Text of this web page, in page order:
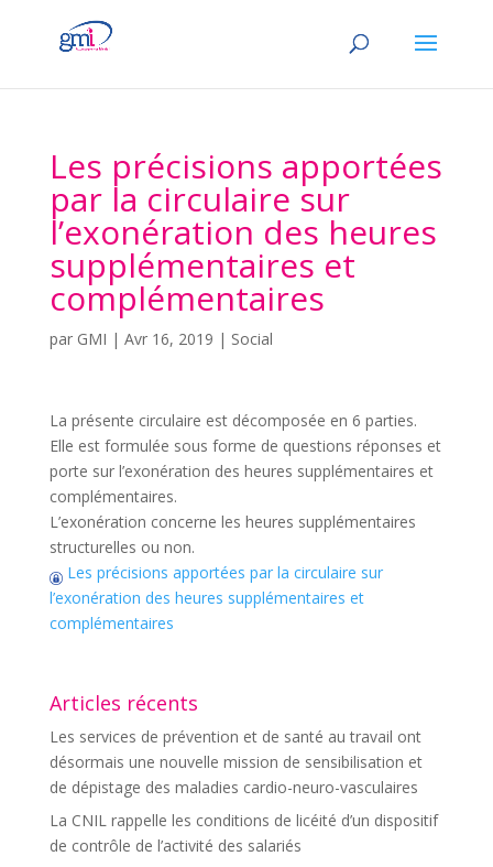
Les précisions apportées
par la circulaire sur
l’exonération des heures
supplémentaires et
complémentaires
par GMI | Avr 16, 2019 | Social
La présente circulaire est décomposée en 6 parties.
Elle est formulée sous forme de questions réponses et
porte sur l’exonération des heures supplémentaires et
complémentaires.
L’exonération concerne les heures supplémentaires
structurelles ou non.
Les précisions apportées par la circulaire sur
l’exonération des heures supplémentaires et
complémentaires
Articles récents
Les services de prévention et de santé au travail ont
désormais une nouvelle mission de sensibilisation et
de dépistage des maladies cardio-neuro-vasculaires
La CNIL rappelle les conditions de licéité d’un dispositif
de contrôle de l’activité des salariés